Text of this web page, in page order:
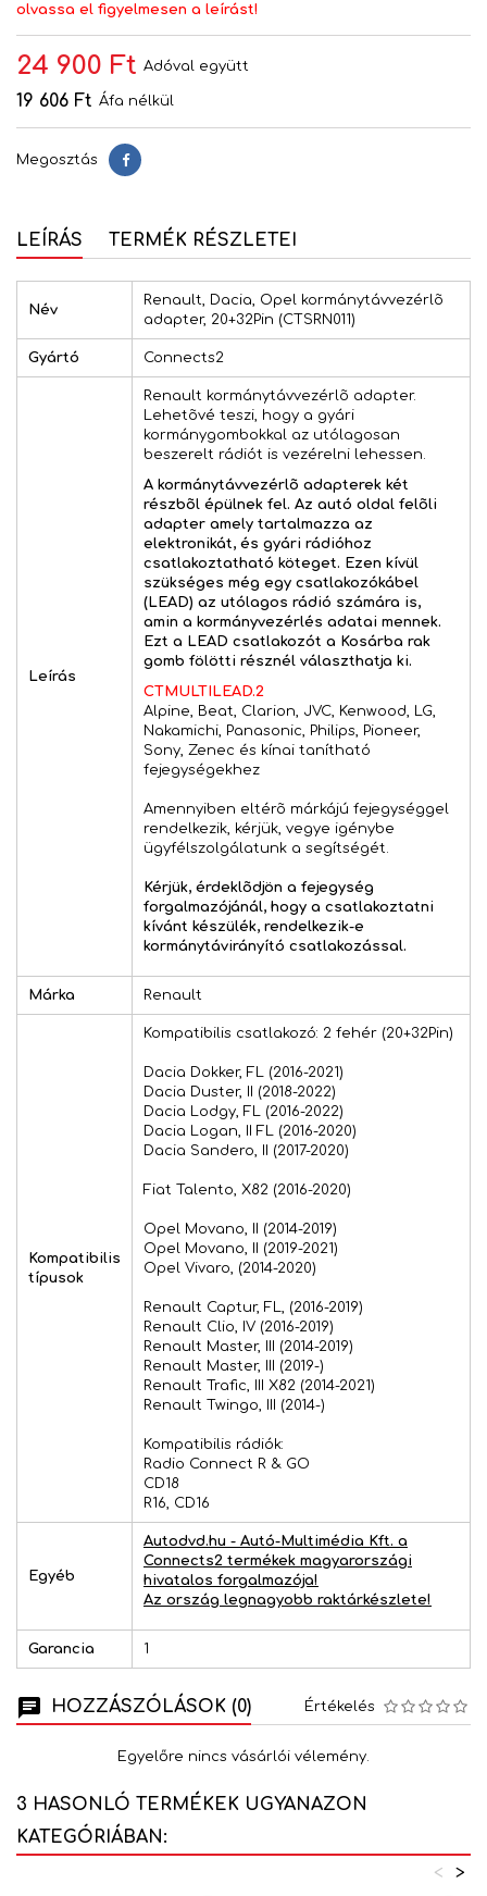
olvassa el figyelmesen a leírást!
24 900 Ft Adóval együtt
19 606 Ft Áfa nélkül
Megosztás Megosztás
LEÍRÁS TERMÉK RÉSZLETEI
Név
Renault, Dacia, Opel kormánytávvezérlõ
adapter, 20+32Pin (CTSRN011)
Gyártó Connects2
Leírás
Renault kormánytávvezérlõ adapter.
Lehetõvé teszi, hogy a gyári
kormánygombokkal az utólagosan
beszerelt rádiót is vezérelni lehessen.
A kormánytávvezérlõ adapterek két
részbõl épülnek fel. Az autó oldal felõli
adapter amely tartalmazza az
elektronikát, és gyári rádióhoz
csatlakoztatható köteget. Ezen kívül
szükséges még egy csatlakozókábel
(LEAD) az utólagos rádió számára is,
amin a kormányvezérlés adatai mennek.
Ezt a LEAD csatlakozót a Kosárba rak
gomb fölötti résznél választhatja ki.
CTMULTILEAD.2
Alpine, Beat, Clarion, JVC, Kenwood, LG,
Nakamichi, Panasonic, Philips, Pioneer,
Sony, Zenec és kínai tanítható
fejegységekhez
Amennyiben eltérõ márkájú fejegységgel
rendelkezik, kérjük, vegye igénybe
ügyfélszolgálatunk a segítségét.
Kérjük, érdeklõdjön a fejegység
forgalmazójánál, hogy a csatlakoztatni
kívánt készülék, rendelkezik-e
kormánytávirányító csatlakozással.
Márka Renault
Kompatibilis
típusok
Kompatibilis csatlakozó: 2 fehér (20+32Pin)
Dacia Dokker, FL (2016-2021)
Dacia Duster, II (2018-2022)
Dacia Lodgy, FL (2016-2022)
Dacia Logan, II FL (2016-2020)
Dacia Sandero, II (2017-2020)
Fiat Talento, X82 (2016-2020)
Opel Movano, II (2014-2019)
Opel Movano, II (2019-2021)
Opel Vivaro, (2014-2020)
Renault Captur, FL, (2016-2019)
Renault Clio, IV (2016-2019)
Renault Master, III (2014-2019)
Renault Master, III (2019-)
Renault Trafic, III X82 (2014-2021)
Renault Twingo, III (2014-)
Kompatibilis rádiók:
Radio Connect R & GO
CD18
R16, CD16
Egyéb
Autodvd.hu - Autó-Multimédia Kft. a
Connects2 termékek magyarországi
hivatalos forgalmazója!
Az ország legnagyobb raktárkészlete!
Garancia 1
HOZZÁSZÓLÁSOK (0) Értékelés
Egyelőre nincs vásárlói vélemény.
3 HASONLÓ TERMÉKEK UGYANAZON
KATEGÓRIÁBAN:
>
<